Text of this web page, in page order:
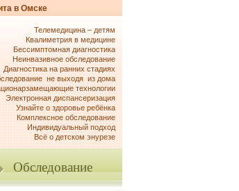
в Омске
Телемедицина – детям
Квалиметрия в медицине
Бессимптомная диагностика
Неинвазивное обследование
Диагностика на ранних стадиях
не выходя из дома
технологии
Электронная диспансеризация
Узнайте о здоровье ребёнка
Комплексное обследование
Индивидуальный подход
Всё о детском энурезе
Обследование